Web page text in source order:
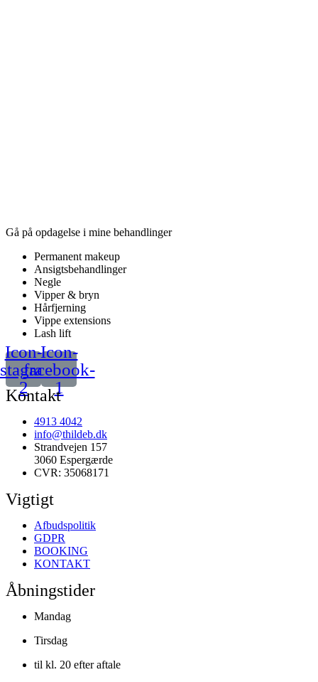
Gå på opdagelse i mine behandlinger
Permanent makeup
Ansigtsbehandlinger
Negle
Vipper & bryn
Hårfjerning
Vippe extensions
Lash lift
Icon-
2
Icon-
facebook-
1
Kontakt
4913 4042
info@thildeb.dk
Strandvejen 157
3060 Espergærde
CVR: 35068171
Vigtigt
Afbudspolitik
GDPR
BOOKING
KONTAKT
Åbningstider
Mandag
Tirsdag
til kl. 20 efter aftale